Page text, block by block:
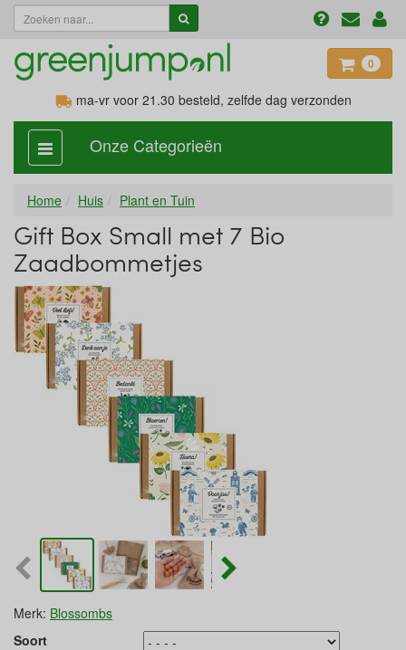
0
ma-vr voor 21.30 besteld, zelfde dag verzonden
categorie
aan,
Onze Categorieën
Home Huis Plant en Tuin
Gift Box Small met 7 Bio
Zaadbommetjes
Merk: Blossombs
Soort